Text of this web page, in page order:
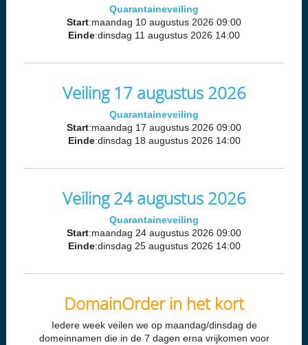
Quarantaineveiling
Start:maandag 10 augustus 2026 09:00
Einde:dinsdag 11 augustus 2026 14:00
Veiling 17 augustus 2026
Quarantaineveiling
Start:maandag 17 augustus 2026 09:00
Einde:dinsdag 18 augustus 2026 14:00
Veiling 24 augustus 2026
Quarantaineveiling
Start:maandag 24 augustus 2026 09:00
Einde:dinsdag 25 augustus 2026 14:00
DomainOrder in het kort
Iedere week veilen we op maandag/dinsdag de
domeinnamen die in de 7 dagen erna vrijkomen voor